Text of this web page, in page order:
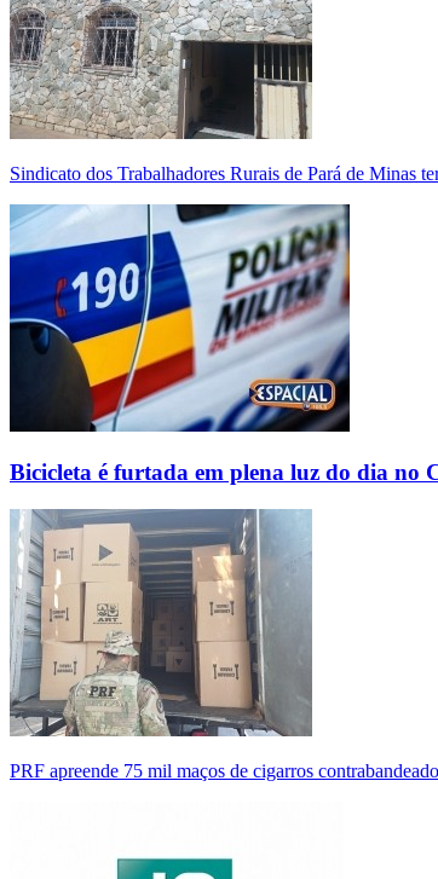
Sindicato dos Trabalhadores Rurais de Pará de Minas
Bicicleta é furtada em plena luz do dia no
PRF apreende 75 mil maços de cigarros